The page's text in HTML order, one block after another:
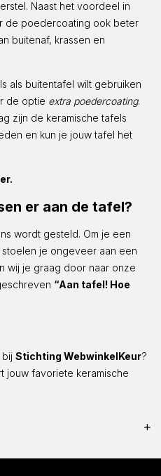
Naast het voordeel in
de poedercoating ook beter
buitenaf, krassen en
als buitentafel wilt gebruiken
de optie extra poedercoating.
zijn de keramische tafels
en kun je jouw tafel het
er aan de tafel?
wordt gesteld. Om je een
je ongeveer aan een
wij je graag door naar onze
“Aan tafel! Hoe
bij Stichting WebwinkelKeur?
jouw favoriete keramische